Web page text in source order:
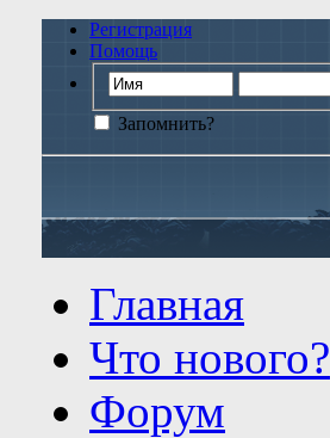
Регистрация
Помощь
Запомнить?
Главная
Что нового?
Форум